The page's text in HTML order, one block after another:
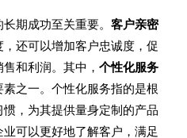
期成功至关重要。客户亲密
还可以增加客户忠诚度，促
售和利润。其中，个性化服务
之一。个性化服务指的是根
，为其提供量身定制的产品
可以更好地了解客户，满足